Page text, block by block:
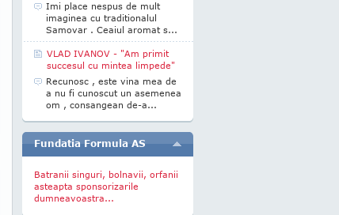
Imi place nespus de mult
imaginea cu traditionalul
Samovar . Ceaiul aromat s...
VLAD IVANOV - "Am primit
succesul cu mintea limpede"
Recunosc , este vina mea de
a nu fi cunoscut un asemenea
om , consangean de-a...
Fundatia Formula AS
Batranii singuri, bolnavii, orfanii
asteapta sponsorizarile
dumneavoastra...